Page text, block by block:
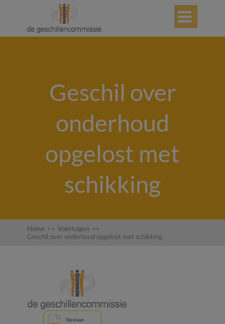

Geschil over
onderhoud
opgelost met
schikking
Home >> Voertuigen >>
Geschil over onderhoud opgelost met schikking